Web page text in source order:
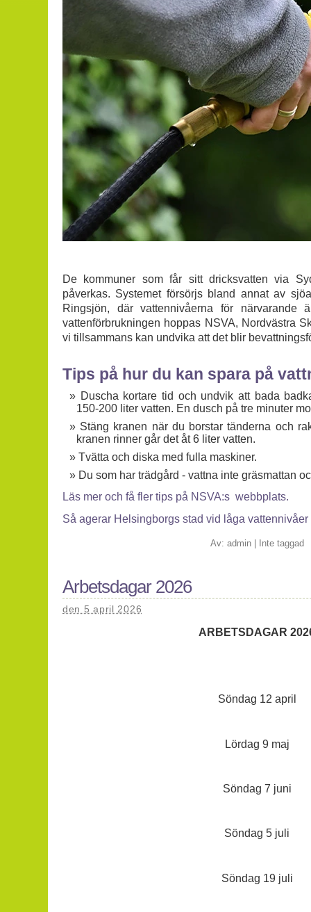
De kommuner som får sitt dricksvatten via
påverkas. Systemet försörjs bland annat av
Ringsjön, där vattennivåerna för närvarande
vattenförbrukningen hoppas NSVA, Nordvästra
vi tillsammans kan undvika att det blir
Tips på hur du kan spara på
Duscha kortare tid och undvik att bada
150-200 liter vatten. En dusch på tre minuter
Stäng kranen när du borstar tänderna och
kranen rinner går det åt 6 liter vatten.
Tvätta och diska med fulla maskiner.
Du som har trädgård - vattna inte gräsmattan
Läs mer och få fler tips på NSVA:s webbplats.
Så agerar Helsingborgs stad vid låga vattennivåer
Av: admin| Inte taggad
Arbetsdagar 2026
den 5 april 2026
ARBETSDAGAR
Söndag 12 april
Lördag 9 maj
Söndag 7 juni
Söndag 5 juli
Söndag 19 juli